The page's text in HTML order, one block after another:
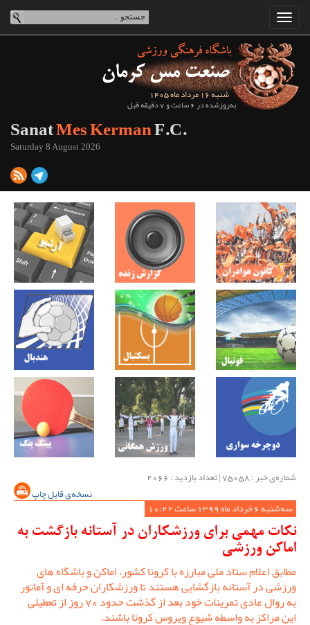
شنبه 16 مرداد ماه 1405
به‌روزشده در 6 ساعت و 7 دقیقه قبل
SanatMes KermanF.C.
Saturday 8 August 2026
شماره‌ی خبر : ‌75058 | تعداد بازدید : 2066
نسخه‌ی قابل چاپ
سه‌شنبه 6 خرداد ماه 1399 ساعت 10:22
نکات مهمی برای ورزشکاران در آستانه بازگشت به
اماکن ورزشی
مطابق اعلام ستاد ملی مبارزه با کرونا کشور، اماکن و باشگاه های
ورزشی در آستانه بازگشایی هستند تا ورزشکاران حرفه ای و آماتور
به روال عادی تمرینات خود بعد از گذشت حدود 70 روز از تعطیلی
این مراکز به واسطه شیوع ویروس کرونا باشند.